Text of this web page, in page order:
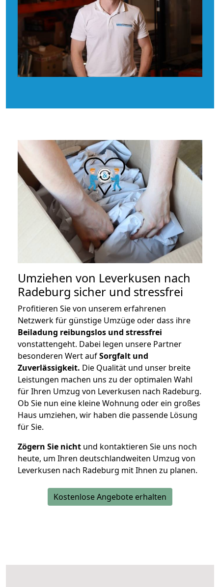
Umziehen von Leverkusen nach
Radeburg sicher und stressfrei
Profitieren Sie von unserem erfahrenen
Netzwerk für günstige Umzüge oder dass ihre
Beiladung reibungslos und stressfrei
vonstattengeht. Dabei legen unsere Partner
besonderen Wert aufSorgfalt und
Zuverlässigkeit. Die Qualität und unser breite
Leistungen machen uns zu der optimalen Wahl
für Ihren Umzug von Leverkusen nach Radeburg.
Ob Sie nun eine kleine Wohnung oder ein großes
Haus umziehen, wir haben die passende Lösung
für Sie.
Zögern Sie nicht und kontaktieren Sie uns noch
heute, um Ihren deutschlandweiten Umzug von
Leverkusen nach Radeburg mit Ihnen zu planen.
Kostenlose Angebote erhalten